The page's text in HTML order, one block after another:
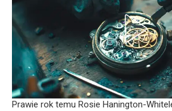
Prawie rok temu Rosie Hanington-